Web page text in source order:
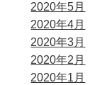
2020年5月
2020年4月
2020年3月
2020年2月
2020年1月